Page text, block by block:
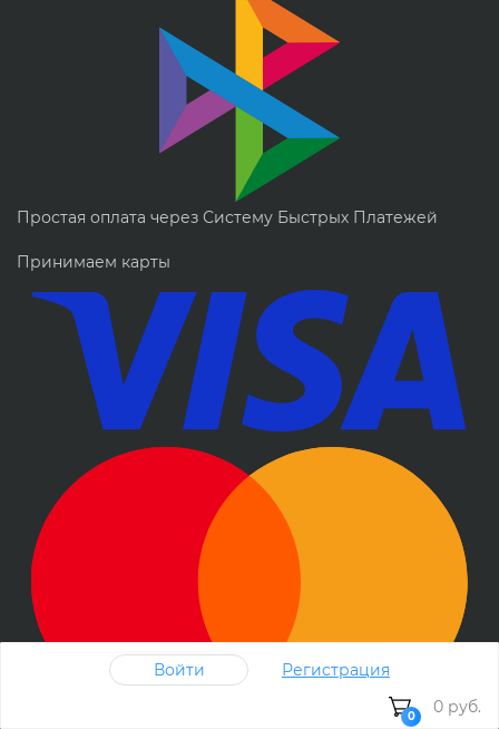
Простая оплата через Систему Быстрых Платежей
Принимаем карты
Войти Регистрация
0 0 руб.